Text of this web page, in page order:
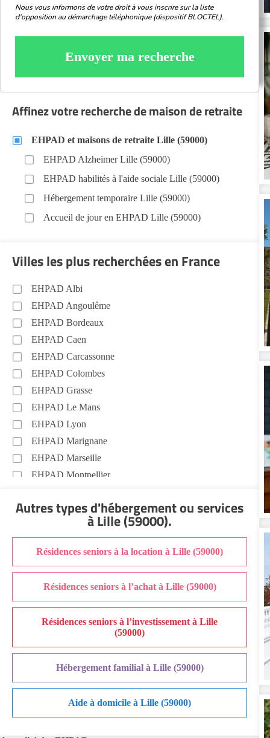
Nous vous informons de votre droit à vous inscrire sur la liste
d'opposition au démarchage téléphonique (dispositif BLOCTEL).
Envoyer ma recherche
Affinez votre recherche de maison de retraite
EHPAD et maisons de retraite Lille (59000)
EHPAD Alzheimer Lille (59000)
EHPAD habilités à l'aide sociale Lille (59000)
Hébergement temporaire Lille (59000)
Accueil de jour en EHPAD Lille (59000)
Villes les plus recherchées en France
EHPAD Albi
EHPAD Angoulême
EHPAD Bordeaux
EHPAD Caen
EHPAD Carcassonne
EHPAD Colombes
EHPAD Grasse
EHPAD Le Mans
EHPAD Lyon
EHPAD Marignane
EHPAD Marseille
EHPAD Montpellier
EHPAD Nice
EHPAD Toulouse
EHPAD Tours
EHPAD Troyes
Recherche par ville
Autres types d'hébergement ou services
à Lille (59000).
Résidences seniors à la location à Lille (59000)
Résidences seniors à l’achat à Lille (59000)
Résidences seniors à l’investissement à Lille
(59000)
Hébergement familial à Lille (59000)
Aide à domicile à Lille (59000)